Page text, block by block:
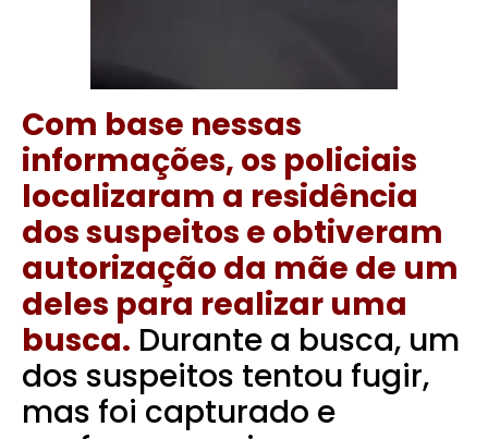
Com base nessas
informações, os policiais
localizaram a residência
dos suspeitos e obtiveram
autorização da mãe de um
deles para realizar uma
busca. Durante a busca, um
dos suspeitos tentou fugir,
mas foi capturado e